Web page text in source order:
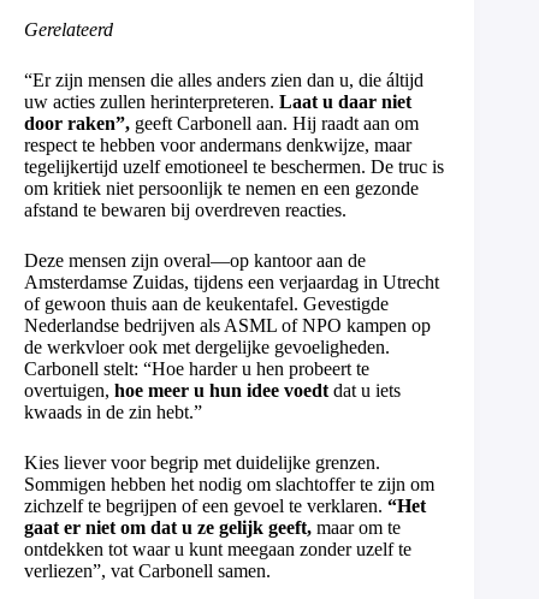
Gerelateerd
“Er zijn mensen die alles anders zien dan u, die áltijd
uw acties zullen herinterpreteren. Laat u daar niet
door raken”, geeft Carbonell aan. Hij raadt aan om
respect te hebben voor andermans denkwijze, maar
tegelijkertijd uzelf emotioneel te beschermen. De truc is
om kritiek niet persoonlijk te nemen en een gezonde
afstand te bewaren bij overdreven reacties.
Deze mensen zijn overal—op kantoor aan de
Amsterdamse Zuidas, tijdens een verjaardag in Utrecht
of gewoon thuis aan de keukentafel. Gevestigde
Nederlandse bedrijven als ASML of NPO kampen op
de werkvloer ook met dergelijke gevoeligheden.
Carbonell stelt: “Hoe harder u hen probeert te
overtuigen, hoe meer u hun idee voedt dat u iets
kwaads in de zin hebt.”
Kies liever voor begrip met duidelijke grenzen.
Sommigen hebben het nodig om slachtoffer te zijn om
zichzelf te begrijpen of een gevoel te verklaren. “Het
gaat er niet om dat u ze gelijk geeft, maar om te
ontdekken tot waar u kunt meegaan zonder uzelf te
verliezen”, vat Carbonell samen.